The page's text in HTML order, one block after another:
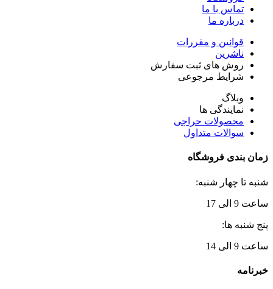
تماس با ما
درباره ما
قوانین و مقررات
ناشرین
روش های ثبت سفارش
شرایط مرجوعی
وبلاگ
نمایندگی ها
محصولات حراجی
سوالات متداول
زمان بندی فروشگاه
شنبه تا چهار شنبه:
ساعت 9 الی 17
پنج شنبه ها:
ساعت 9 الی 14
خبرنامه